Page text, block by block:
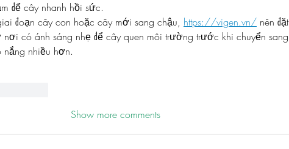
để cây nhanh hồi sức.
đoạn cây con hoặc cây mới sang chậu, https://vigen.vn/ nên đặt
có ánh sáng nhẹ để cây quen môi trường trước khi chuyển sang
nắng nhiều hơn.
Show more comments